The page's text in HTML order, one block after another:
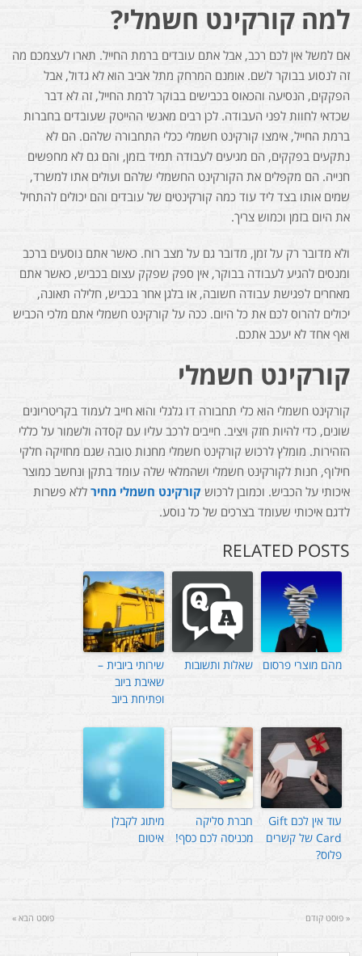
למה קורקינט חשמלי?
אם למשל אין לכם רכב, אבל אתם עובדים ברמת החייל. תארו לעצמכם מה
זה לנסוע בבוקר לשם. אומנם המרחק מתל אביב הוא לא גדול, אבל
הפקקים, הנסיעה והכאוס בכבישים בבוקר לרמת החייל, זה לא דבר
שכדאי לחוות לפני העבודה. לכן רבים מאנשי ההייטק שעובדים בחברות
ברמת החייל, אימצו קורקינט חשמלי ככלי התחבורה שלהם. הם לא
נתקעים בפקקים, הם מגיעים לעבודה תמיד בזמן, והם גם לא מחפשים
חנייה. הם מקפלים את הקורקינט החשמלי שלהם ועולים אתו למשרד,
שמים אותו בצד ליד עוד כמה קורקינטים של עובדים והם יכולים להתחיל
את היום בזמן וכמוש צריך.
ולא מדובר רק על זמן, מדובר גם על מצב רוח. כאשר אתם נוסעים ברכב
ומנסים להגיע לעבודה בבוקר, אין ספק שפקק עצום בכביש, כאשר אתם
מאחרים לפגישת עבודה חשובה, או בלגן אחר בכביש, חלילה תאונה,
יכולים להרוס לכם את כל היום. ככה על קורקינט חשמלי אתם מלכי הכביש
ואף אחד לא יעכב אתכם.
קורקינט חשמלי
קורקינט חשמלי הוא כלי תחבורה דו גלגלי והוא חייב לעמוד בקריטריונים
שונים, כדי להיות חזק ויציב. חייבים לרכב עליו עם קסדה ולשמור על כללי
הזהירות. מומלץ לרכוש קורקינט חשמלי מחנות טובה שגם מחזיקה חלקי
חילוף, חנות לקורקינט חשמלי ושהמלאי שלה עומד בתקן ונחשב כמוצר
איכותי על הכביש. וכמובן לרכוש קורקינט חשמלי מחיר ללא פשרות
לדגם איכותי שעומד בצרכים של כל נוסע.
RELATED POSTS
מהם מוצרי פרסום שאלות ותשובות
שירותי ביובית –
שאיבת ביוב
ופתיחת ביוב
עוד אין לכם Gift
Card של קשרים
פלוס?
חברת סליקה
מכניסה לכם כסף!
מיתוג לקבלן
איטום
« פוסט קודם פוסט הבא »